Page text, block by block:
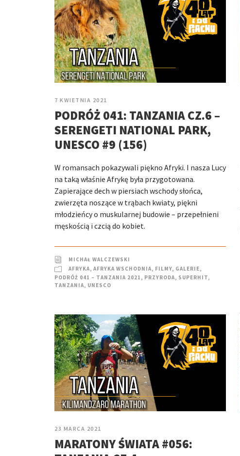
7 KWIETNIA 2021
PODRÓŻ 041: TANZANIA CZ.6 –
SERENGETI NATIONAL PARK,
UNESCO #9 (156)
W romansach pokazywali piękno Afryki. I nasza Lucy
na taką właśnie Afrykę była przygotowana.
Zapierające dech w piersiach wschody słońca,
zwierzęta noszące w trąbach kwiaty, piękni
młodzieńcy o muskularnej budowie – przepełnieni
męskością i czcią do kobiet.
MICHAŁ WALCZEWSKI
AFRYKA, AFRYKA WSCHODNIA, FILMY, GALERIE,
PODRÓŻ 041 – TANZANIA 2021 , PRZYRODA, SUPERHIT,
TANZANIA, UNESCO
23 MARCA 2021
MARATONY ŚWIATA #056: